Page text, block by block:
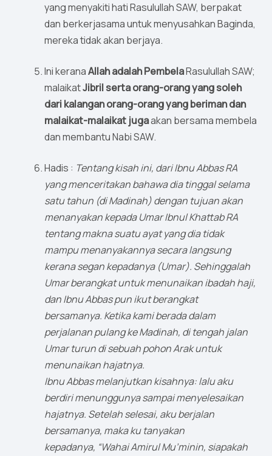
yang menyakiti hati Rasulullah SAW, berpakat
dan berkerjasama untuk menyusahkan Baginda,
mereka tidak akan berjaya.
Ini keranaAllah adalah PembelaRasulullah SAW;
malaikatJibril serta orang-orang yang soleh
dari kalangan orang-orang yang beriman dan
malaikat-malaikat jugaakan bersama membela
dan membantu Nabi SAW.
Hadis : Tentang kisah ini, dari Ibnu Abbas RA
yang menceritakan bahawa dia tinggal selama
satu tahun (di Madinah) dengan tujuan akan
menanyakan kepada Umar Ibnul Khattab RA
tentang makna suatu ayat yang dia tidak
mampu menanyakannya secara langsung
kerana segan kepadanya (Umar). Sehinggalah
Umar berangkat untuk menunaikan ibadah haji,
dan Ibnu Abbas pun ikut berangkat
bersamanya. Ketika kami berada dalam
perjalanan pulang ke Madinah, di tengah jalan
Umar turun di sebuah pohon Arak untuk
menunaikan hajatnya.
Ibnu Abbas melanjutkan kisahnya: lalu aku
berdiri menunggunya sampai menyelesaikan
hajatnya. Setelah selesai, aku berjalan
bersamanya, maka ku tanyakan
kepadanya, “Wahai Amirul Mu’minin, siapakah